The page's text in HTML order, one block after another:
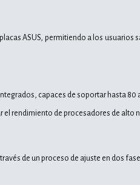
ASUS, permitiendo a los
capaces de soportar hasta 80
rendimiento de procesadores de alto
de un proceso de ajuste en dos